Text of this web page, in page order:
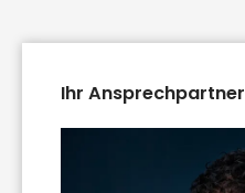
Ihr Ansprechpartner